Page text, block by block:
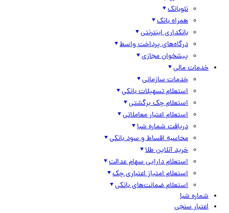
نئوبانک
همراه بانک
بانکداری اینترنتی
درگاه‌های پرداخت واسط
پیشخوان مجازی
خدمات مالی
خدمات سازمانی
استعلام تسهیلات بانکی
استعلام چک برگشتی
استعلام اعتبار معاملاتی
دریافت شماره شبا
محاسبه اقساط و سود بانکی
خرید آنلاین طلا
استعلام دارایی سهام عدالت
استعلام امتیاز اعتباری چک
استعلام ضمانت‌های بانکی
شماره شبا
اعتبار سنجی